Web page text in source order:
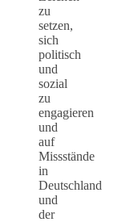
zu
setzen,
sich
politisch
und
sozial
zu
engagieren
und
auf
Missstände
in
Deutschland
und
der